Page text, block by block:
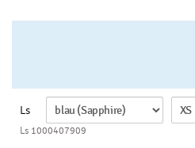
Ls
Ls 1000407909